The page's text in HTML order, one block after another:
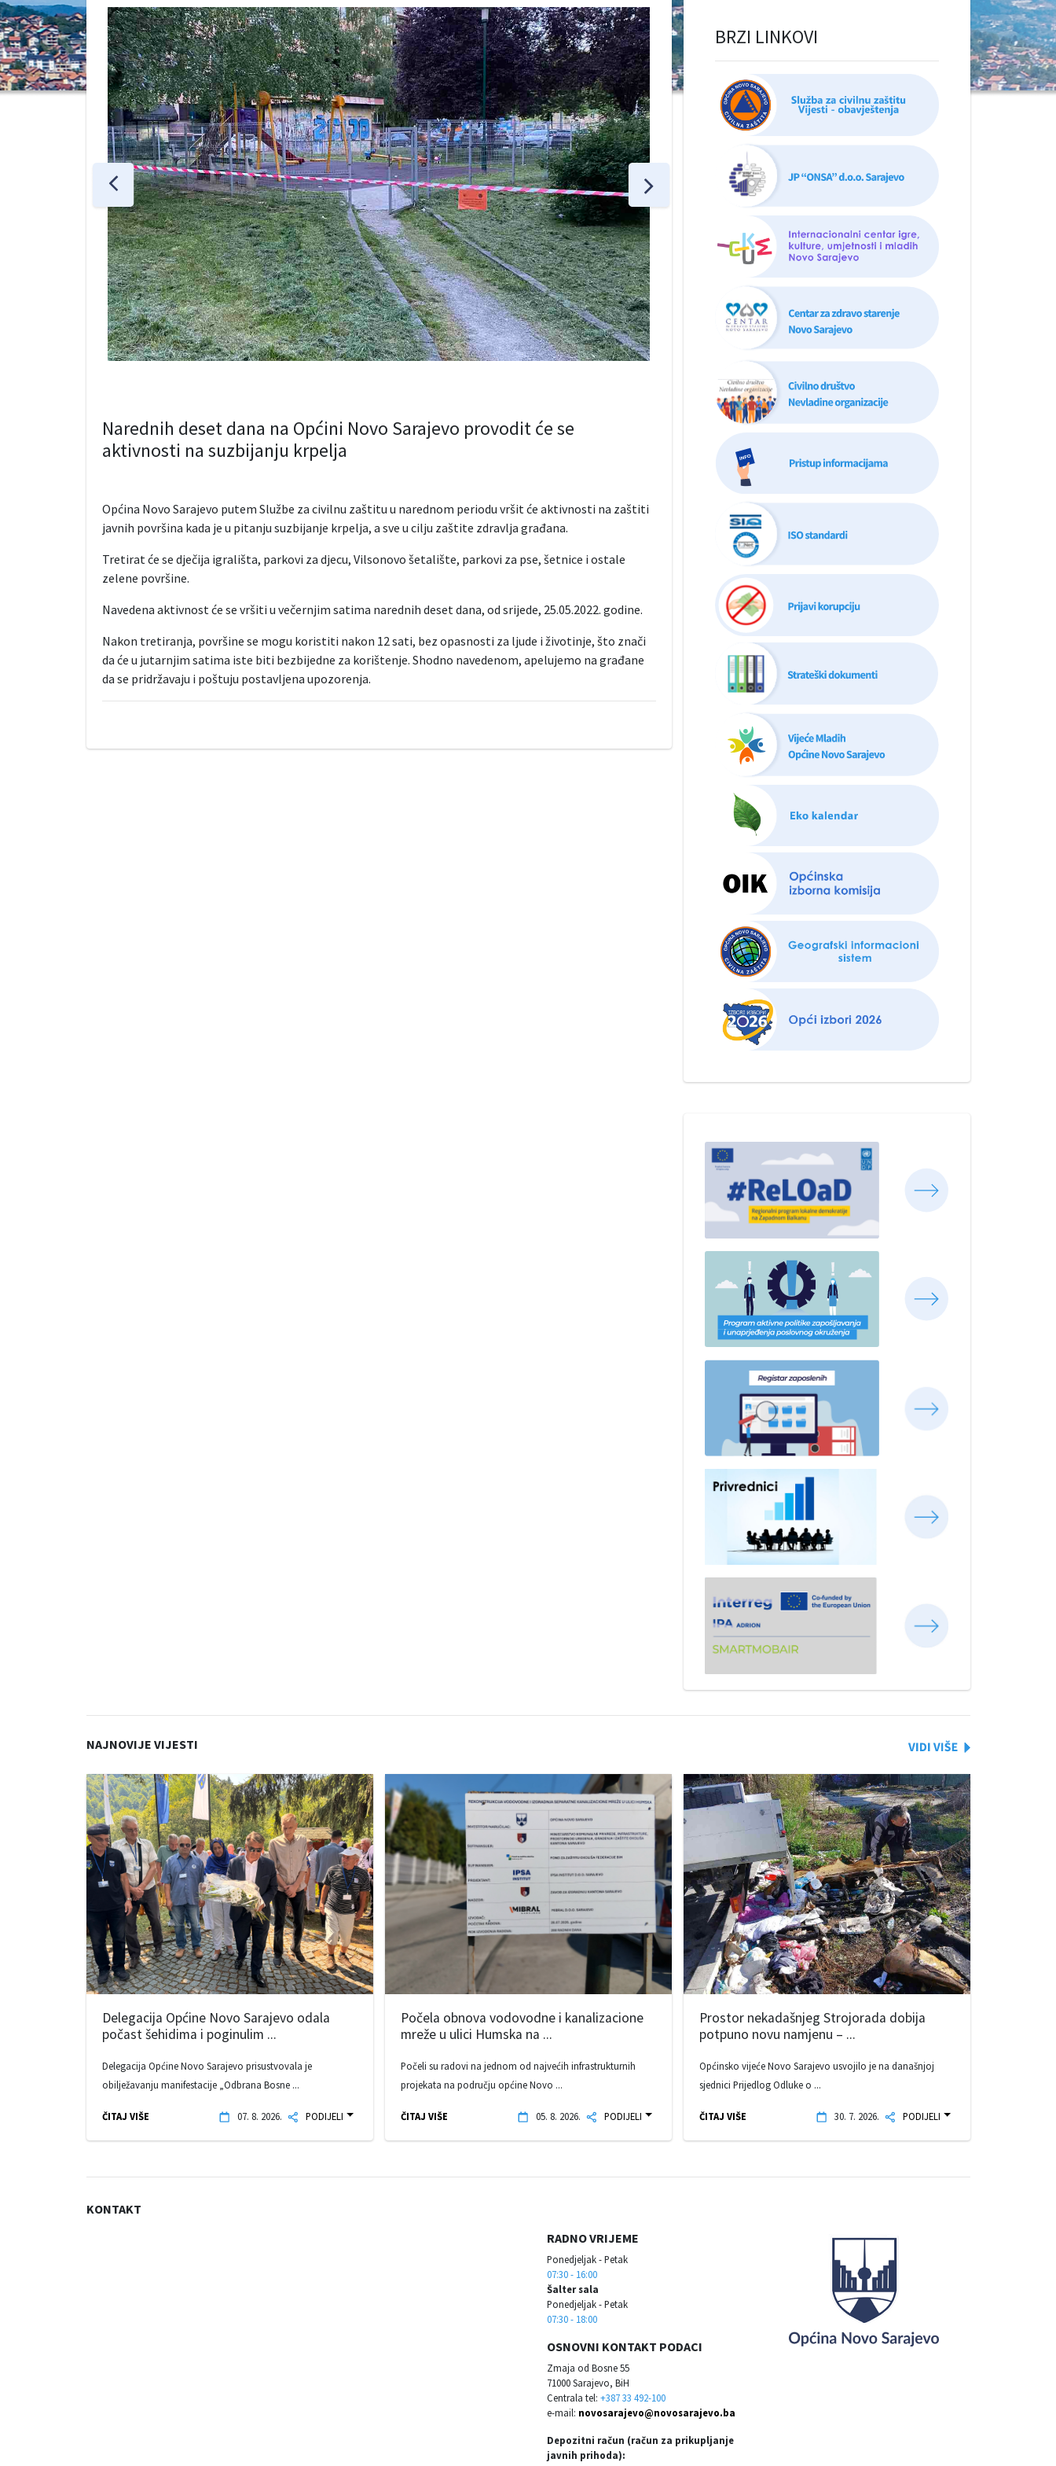
Narednih deset dana na Općini Novo Sarajevo provodit će se
aktivnosti na suzbijanju krpelja
Općina Novo Sarajevo putem Službe za civilnu zaštitu u narednom periodu vršit će aktivnosti na zaštiti
javnih površina kada je u pitanju suzbijanje krpelja, a sve u cilju zaštite zdravlja građana.
Tretirat će se dječija igrališta, parkovi za djecu, Vilsonovo šetalište, parkovi za pse, šetnice i ostale
zelene površine.
Navedena aktivnost će se vršiti u večernjim satima narednih deset dana, od srijede, 25.05.2022. godine.
Nakon tretiranja, površine se mogu koristiti nakon 12 sati, bez opasnosti za ljude i životinje, što znači
da će u jutarnjim satima iste biti bezbijedne za korištenje. Shodno navedenom, apelujemo na građane
da se pridržavaju i poštuju postavljena upozorenja.
BRZI LINKOVI
NAJNOVIJE VIJESTI
Delegacija Općine Novo Sarajevo odala
počast šehidima i poginulim ...
Delegacija Općine Novo Sarajevo prisustvovala je
obilježavanju manifestacije „Odbrana Bosne ...
ČITAJ VIŠE 07. 8. 2026. PODIJELI
Počela obnova vodovodne i kanalizacione
mreže u ulici Humska na ...
Počeli su radovi na jednom od najvećih infrastrukturnih
projekata na području općine Novo ...
ČITAJ VIŠE 05. 8. 2026. PODIJELI
Prostor nekadašnjeg Strojorada dobija
potpuno novu namjenu – ...
Općinsko vijeće Novo Sarajevo usvojilo je na današnjoj
sjednici Prijedlog Odluke o ...
ČITAJ VIŠE 30. 7. 2026. PODIJELI
KONTAKT
RADNO VRIJEME
Ponedjeljak - Petak
07:30 - 16:00
Šalter sala
Ponedjeljak - Petak
07:30 - 18:00
OSNOVNI KONTAKT PODACI
Zmaja od Bosne 55
71000 Sarajevo, BiH
Centrala tel: +387 33 492-100
e-mail: novosarajevo@novosarajevo.ba
Depozitni račun (račun za prikupljanje
javnih prihoda):